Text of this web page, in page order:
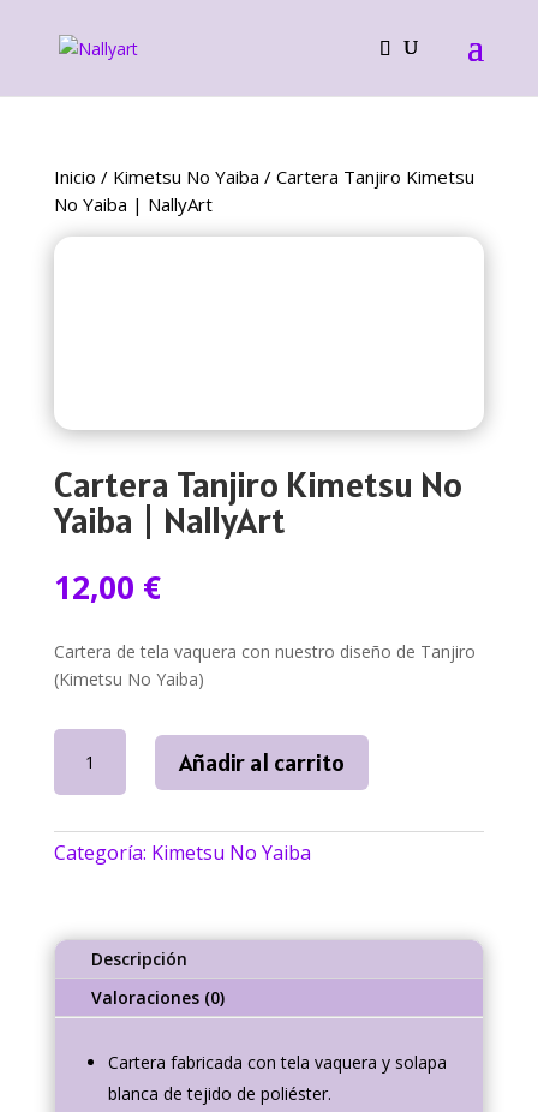
Inicio / Kimetsu No Yaiba / Cartera Tanjiro Kimetsu
No Yaiba | NallyArt
Cartera Tanjiro Kimetsu No
Yaiba | NallyArt
12,00 €
Cartera de tela vaquera con nuestro diseño de Tanjiro
(Kimetsu No Yaiba)
Tanjiro
Kimetsu
Yaiba
cantidad
Añadir al carrito
Categoría: Kimetsu No Yaiba
Descripción
Valoraciones (0)
Cartera fabricada con tela vaquera y solapa
blanca de tejido de poliéster.